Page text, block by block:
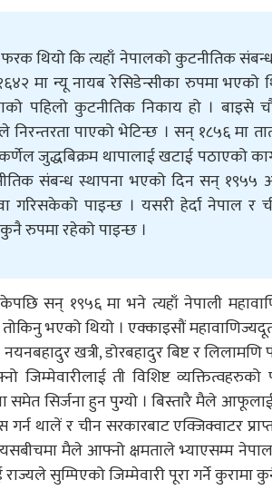
थियो कि त्यहाँ नेपालको कुटनीतिक
मा न्यू नायब रेसिडेन्सीका रुपमा भएको
पहिलो कुटनीतिक निकाय हो । बाइसे
पाएको भेटिन्छ । सन् १८५६ मा
कर्णेल जुद्धबिक्रम थापालाई खटाई पठाएको
संबन्ध स्थापना भएको दिन सन् १९५५
गरिसकेको पाइन्छ । यसरी हेर्दा नेपाल र
रुपमा रहेको पाइन्छ ।
सन् १९५६ मा भने त्यहाँ नेपाली
भएको थियो । एक्काइसौं
खत्री, डोरबहादुर बिष्ट र
ती विशिष्ट
समेत सिर्जना हुन पुग्यो । बिस्तारै मैले
थालें र चीन सरकारबाट एक्जिक्वाटर
मैले आफ्नो क्षमताले भ्याएसम्म
सुम्पिएको जिम्मेवारी पूरा गर्ने